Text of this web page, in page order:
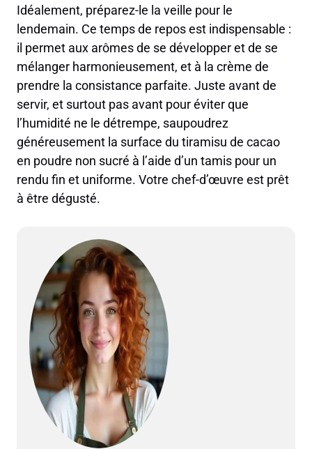
Idéalement, préparez-le la veille pour le
lendemain. Ce temps de repos est indispensable :
il permet aux arômes de se développer et de se
mélanger harmonieusement, et à la crème de
prendre la consistance parfaite. Juste avant de
servir, et surtout pas avant pour éviter que
l’humidité ne le détrempe, saupoudrez
généreusement la surface du tiramisu de cacao
en poudre non sucré à l’aide d’un tamis pour un
rendu fin et uniforme. Votre chef-d’œuvre est prêt
à être dégusté.